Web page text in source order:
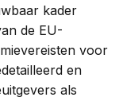
kader
de EU-
voor
en
als